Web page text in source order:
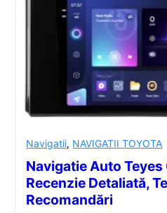
Navigatii, NAVIGATII TOYOTA
Navigatie Auto
Recenzie Detaliată,
Recomandări